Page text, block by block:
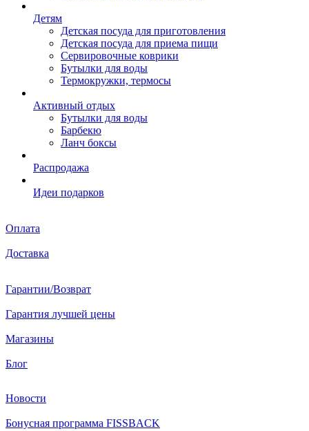
Детям
Детская посуда для приготовления
Детская посуда для приема пищи
Сервировочные коврики
Бутылки для воды
Термокружки, термосы
Активный отдых
Бутылки для воды
Барбекю
Ланч боксы
Распродажа
Идеи подарков
Оплата
Доставка
Гарантии/Возврат
Гарантия лучшей цены
Магазины
Блог
Новости
Бонусная программа FISSBACK